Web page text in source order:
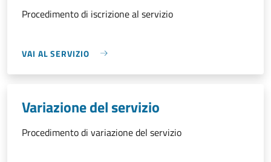
Procedimento di iscrizione al servizio
VAI AL SERVIZIO
Variazione del servizio
Procedimento di variazione del servizio